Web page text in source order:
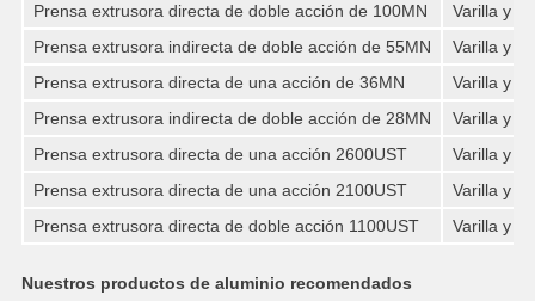
Prensa extrusora directa de doble acción de 100MN
Varilla y
Prensa extrusora indirecta de doble acción de 55MN
Varilla y
Prensa extrusora directa de una acción de 36MN
Varilla y
Prensa extrusora indirecta de doble acción de 28MN
Varilla y
Prensa extrusora directa de una acción 2600UST
Varilla y
Prensa extrusora directa de una acción 2100UST
Varilla y
Prensa extrusora directa de doble acción 1100UST
Varilla y
Nuestros productos de aluminio recomendados